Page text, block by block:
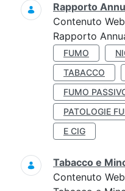
Rapporto
Contenuto Web
Rapporto
FUMO
TABACCO
FUMO
PATOLOGIE
E CIG
Tabacco e
Contenuto Web